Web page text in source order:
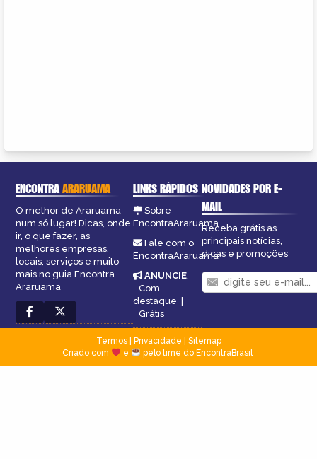
ENCONTRAARARUAMA
O melhor de Araruama
num só lugar! Dicas, onde
ir, o que fazer, as
melhores empresas,
locais, serviços e muito
mais no guia Encontra
Araruama
LINKS RÁPIDOS
Sobre
EncontraAraruama
Fale com o
EncontraAraruama
ANUNCIE:
Com
destaque
Grátis
NOVIDADES POR E-
MAIL
Receba grátis as
principais notícias,
dicas e promoções
Termos| Privacidade
Sitemap
Criado com
e pelo time do EncontraBrasil